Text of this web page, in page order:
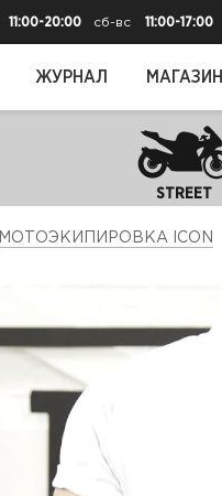
11:00-20:00 сб-вс 11:00-17:00
ЖУРНАЛ МАГАЗИН
STREET
МОТОЭКИПИРОВКА ICON